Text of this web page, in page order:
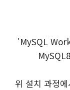
'MySQL
위 설치 과정